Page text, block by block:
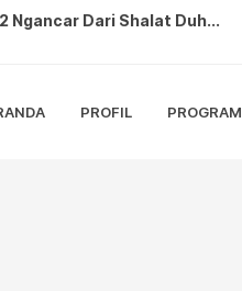
ANBK di SMPN 2 Nganc...
Negeri 2 Ngancar, L...
PROFIL PROGRAM